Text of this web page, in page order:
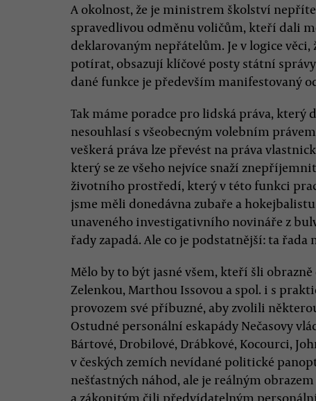
A okolnost, že je ministrem školství
spravedlivou odměnu voličům, kteří dali
deklarovaným nepřátelům. Je v logice
potírat, obsazují klíčové posty státní
dané funkce je především manifestovaný
Tak máme poradce pro lidská práva,
nesouhlasí s všeobecným volebním
veškerá práva lze převést na práva
který se ze všeho nejvíce snaží
životního prostředí, který v této funkci
jsme měli donedávna zubaře a
unaveného investigativního novináře z
řady zapadá. Ale co je podstatnější: ta řada
Mělo by to být jasné všem, kteří šli
Zelenkou, Marthou Issovou a spol. i s
provozem své příbuzné, aby zvolili
Ostudné personální eskapády Nečasovy
Bártové, Drobilové, Drábkové, Kocourci,
v českých zemích nevídané politické
nešťastných náhod, ale je reálným
a zákonitým čili předvídatelným